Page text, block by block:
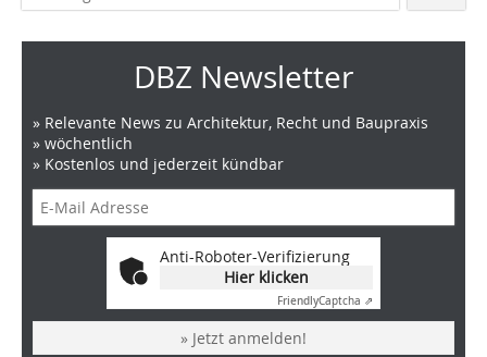
DBZ Newsletter
» Relevante News zu Architektur, Recht und Baupraxis
» wöchentlich
» Kostenlos und jederzeit kündbar
Anti-Roboter-Verifizierung
Hier klicken
FriendlyCaptcha ⇗
» Jetzt anmelden!